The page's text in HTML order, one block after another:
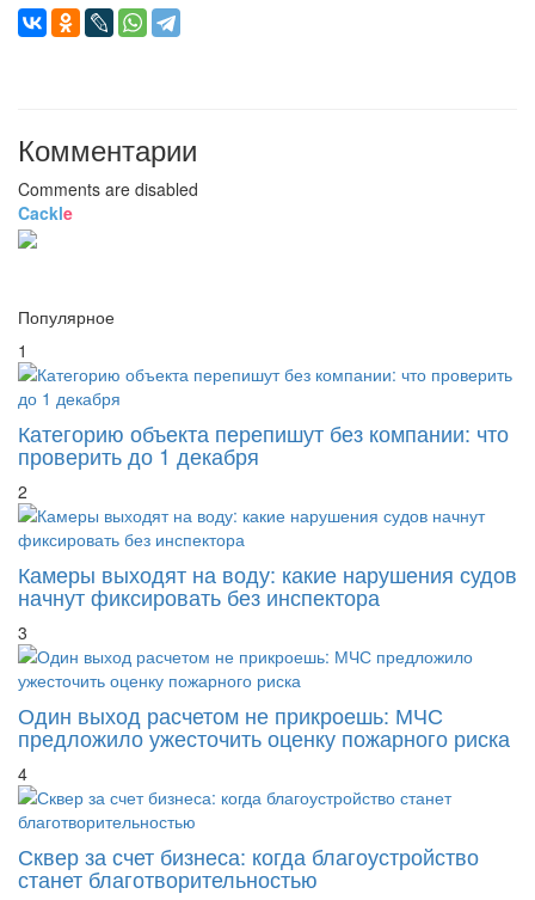
Комментарии
Comments are disabled
Cackle
Популярное
1
Категорию объекта перепишут без компании: что
проверить до 1 декабря
2
Камеры выходят на воду: какие нарушения судов
начнут фиксировать без инспектора
3
Один выход расчетом не прикроешь: МЧС
предложило ужесточить оценку пожарного риска
4
Сквер за счет бизнеса: когда благоустройство
станет благотворительностью